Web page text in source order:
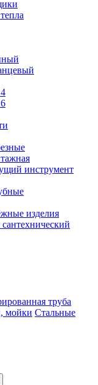
инструмент
изделия
сантехнический
труба
Стальные